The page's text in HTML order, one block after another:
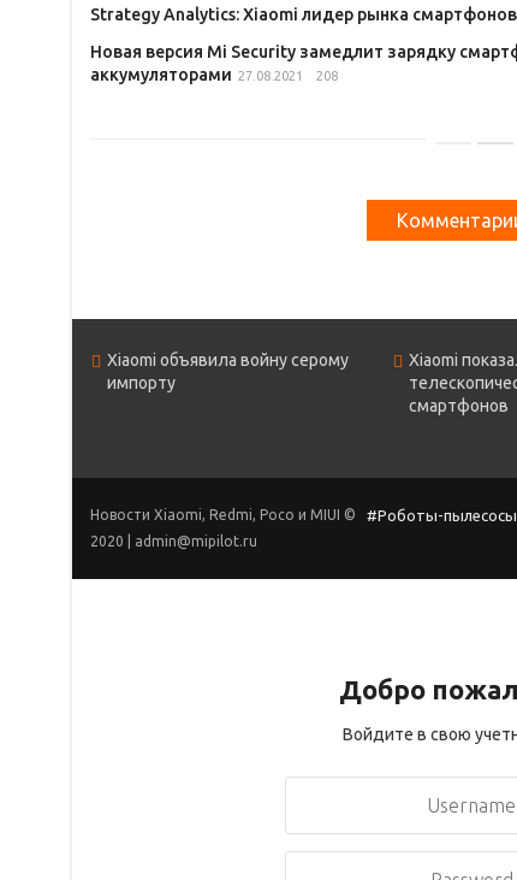
Strategy Analytics: Xiaomi лидер рынка
Новая версия Mi Security замедлит зарядку
аккумуляторами 27.08.2021 208
Сохранить моё имя, email и адрес сайта в
Xiaomi объявила войну серому
импорту
Xiaomi
смартфонов
#Роботы-пылесосы
Новости Xiaomi, Redmi, Poco и MIUI ©
2020 | admin@mipilot.ru
Добро
Войдите в свою